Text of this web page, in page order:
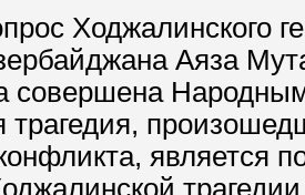
Ходжалинского
Аяза
совершена
трагедия,
является